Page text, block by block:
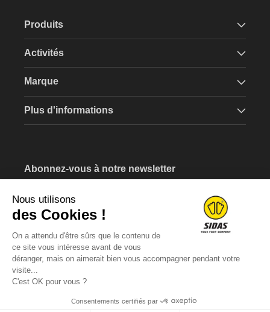
Produits
Activités
Marque
Plus d'informations
Abonnez-vous à notre newsletter
Saissisez votre e-mail
Nous utilisons
des Cookies !
On a attendu d'être sûrs que le contenu de
ce site vous intéresse avant de vous
déranger, mais on aimerait bien vous accompagner pendant votre
visite...
C'est OK pour vous ?
Consentements certifiés par